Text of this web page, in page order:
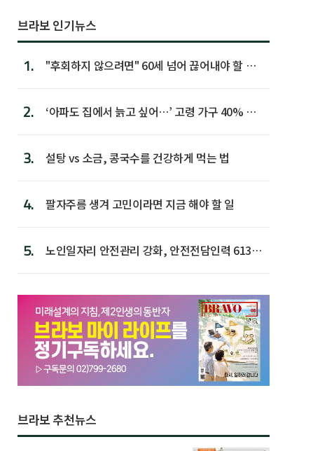
브라보 인기뉴스
1.
"후회하지 않으려면" 60세 넘어 끊어내야 할 사
2.
‘아파도 집에서 늙고 싶어…’ 고령 가구 40% 노
3. 설탕 vs 소금, 콩국수를 건강하게 먹는 법
4. 팔자주름 생겨 고민이라면 지금 해야 할 일
5.
노인일자리 안전관리 강화, 안전전담인력 613명
브라보 추천뉴스